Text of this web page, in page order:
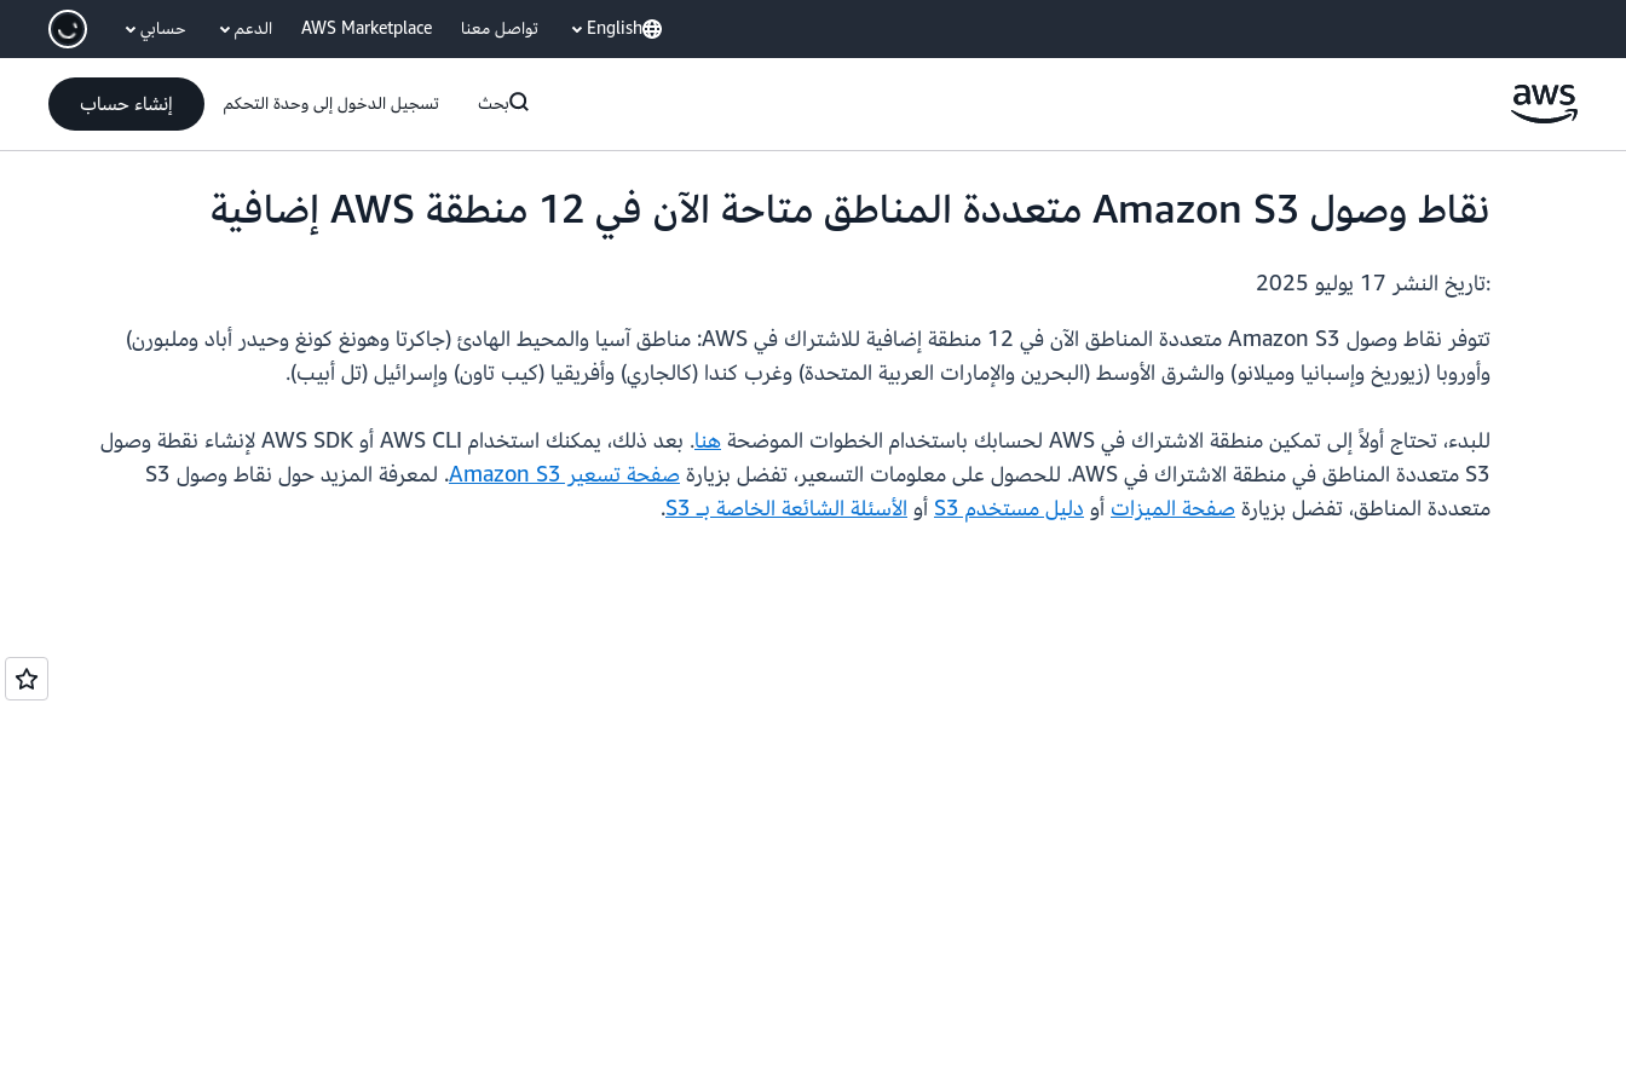
انتقل إلى المحتوى الرئيسي English تواصل معنا AWS Marketplace الدعم حسابي
بحث تسجيل الدخول إلى وحدة التحكم إنشاء حساب
نقاط وصول Amazon S3 متعددة المناطق متاحة الآن في 12 منطقة AWS إضافية
:تاريخ النشر
تتوفر نقاط وصول Amazon S3 متعددة المناطق الآن في 12 منطقة إضافية للاشتراك في AWS: مناطق آسيا والمحيط الهادئ (جاكرتا وهونغ كونغ وحيدر أباد وملبورن)
وأوروبا (زيوريخ وإسبانيا وميلانو) والشرق الأوسط (البحرين والإمارات العربية المتحدة) وغرب كندا (كالجاري) وأفريقيا (كيب تاون) وإسرائيل (تل أبيب).
للبدء، تحتاج أولاً إلى تمكين منطقة الاشتراك في AWS لحسابك باستخدام الخطوات الموضحة هنا
. بعد ذلك، يمكنك استخدام AWS CLI أو AWS SDK لإنشاء نقطة وصول
S3 متعددة المناطق في منطقة الاشتراك في AWS. للحصول على معلومات التسعير، تفضل بزيارة
صفحة تسعير Amazon S3
. لمعرفة المزيد حول نقاط وصول S3
متعددة المناطق، تفضل بزيارةصفحة الميزاتأو دليل مستخدم S3 أو الأسئلة الشائعة الخاصة بـ S3 .